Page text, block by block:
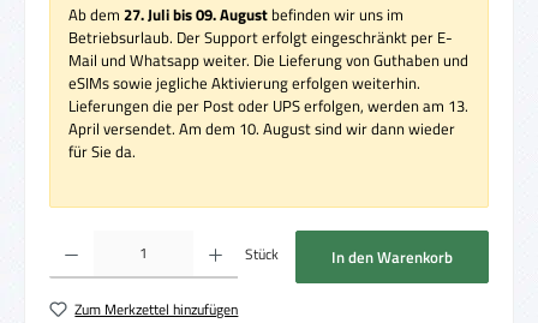
Ab dem 27. Juli bis 09. August befinden wir uns im
Betriebsurlaub. Der Support erfolgt eingeschränkt per E-
Mail und Whatsapp weiter. Die Lieferung von Guthaben und
eSIMs sowie jegliche Aktivierung erfolgen weiterhin.
Lieferungen die per Post oder UPS erfolgen, werden am 13.
April versendet. Am dem 10. August sind wir dann wieder
für Sie da.
Produkt Anzahl: Gib den gewünschten Wert ein oder benutze die Schaltflächen um
Stück In den Warenkorb
Zum Merkzettel hinzufügen